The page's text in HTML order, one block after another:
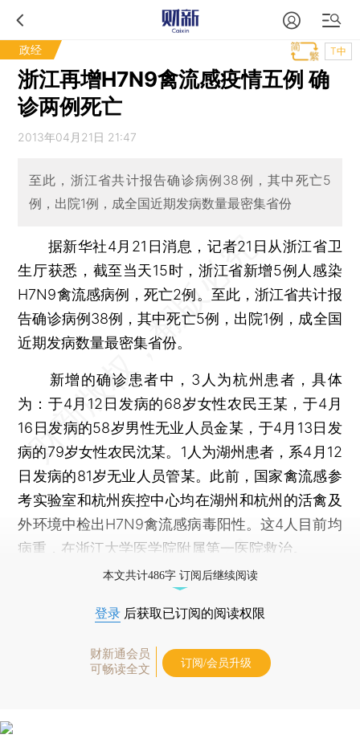
政经 T中
浙江再增H7N9禽流感疫情五例 确
诊两例死亡
2013年04月21日 21:47
至此，浙江省共计报告确诊病例38例，其中死亡5
例，出院1例，成全国近期发病数量最密集省份
据新华社4月21日消息，记者21日从浙江省卫
生厅获悉，截至当天15时，浙江省新增5例人感染
H7N9禽流感病例，死亡2例。至此，浙江省共计报
告确诊病例38例，其中死亡5例，出院1例，成全国
近期发病数量最密集省份。
新增的确诊患者中，3人为杭州患者，具体
为：于4月12日发病的68岁女性农民王某，于4月
16日发病的58岁男性无业人员金某，于4月13日发
病的79岁女性农民沈某。1人为湖州患者，系4月12
日发病的81岁无业人员管某。此前，国家禽流感参
考实验室和杭州疾控中心均在湖州和杭州的活禽及
外环境中检出H7N9禽流感病毒阳性。这4人目前均
病重，在浙江大学医学院附属第一医院救治。
本文共计486字 订阅后继续阅读
登录 后获取已订阅的阅读权限
财新通会员
可畅读全文
订阅/会员升级